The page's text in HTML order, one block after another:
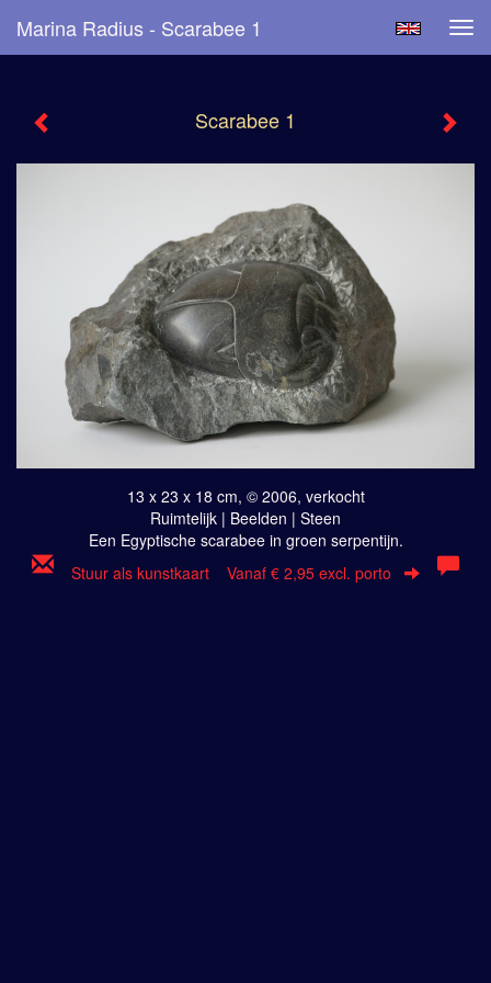
Marina Radius - Scarabee 1
Scarabee 1
13 x 23 x 18 cm, © 2006, verkocht
Ruimtelijk | Beelden | Steen
Een Egyptische scarabee in groen serpentijn.
Stuur als kunstkaart Vanaf € 2,95 excl. porto